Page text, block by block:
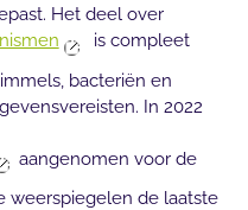
Het deel over
is compleet
bacteriën en
In 2022
aangenomen voor de
weerspiegelen de laatste